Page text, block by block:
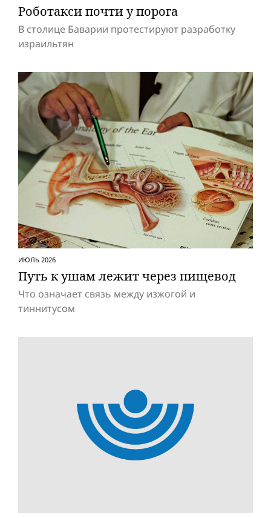
Роботакси почти у порога
В столице Баварии протестируют разработку
израильтян
ИЮЛЬ 2026
Путь к ушам лежит через пищевод
Что означает связь между изжогой и
тиннитусом